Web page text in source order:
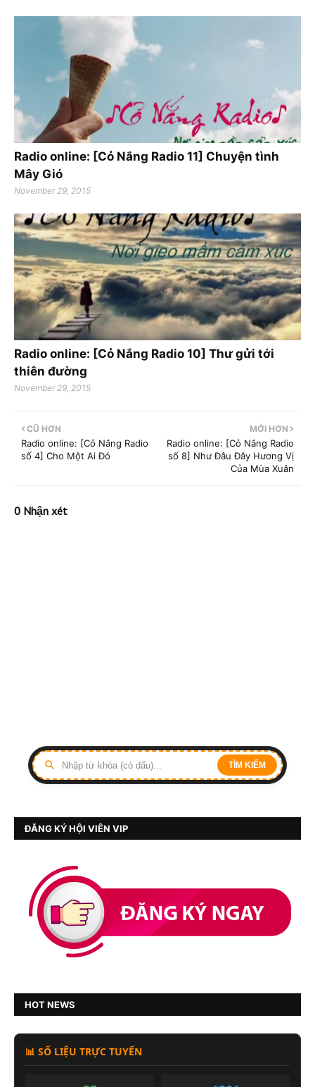
Radio online: [Cỏ Nắng Radio 11] Chuyện tình
Mây Gió
November 29, 2015
Radio online: [Cỏ Nắng Radio 10] Thư gửi tới
thiên đường
November 29, 2015
MỚI HƠN
Radio online: [Cỏ Nắng Radio
số 8] Như Đâu Đây Hương Vị
Của Mùa Xuân
CŨ HƠN
Radio online: [Cỏ Nắng Radio
số 4] Cho Một Ai Đó
0 Nhận xét
TÌM KIẾM
ĐĂNG KÝ HỘI VIÊN VIP
HOT NEWS
📊 SỐ LIỆU TRỰC TUYẾN